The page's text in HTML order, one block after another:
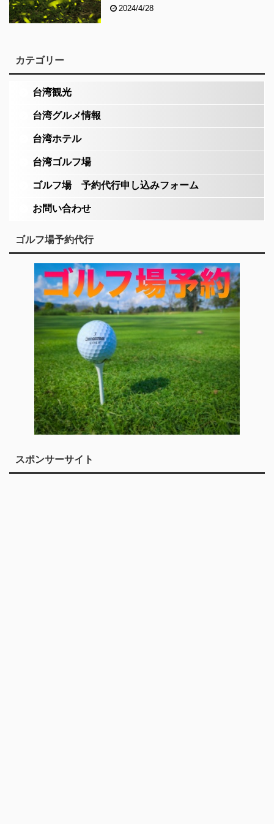
2024/4/28
カテゴリー
台湾観光
台湾グルメ情報
台湾ホテル
台湾ゴルフ場
ゴルフ場 予約代行申し込みフォーム
お問い合わせ
ゴルフ場予約代行
スポンサーサイト